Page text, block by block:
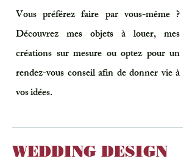
Vous préférez faire par vous-même ?
Découvrez mes objets à louer, mes
créations sur mesure ou optez pour un
rendez-vous conseil afin de donner vie à
vos idées.
WEDDING DESIGN